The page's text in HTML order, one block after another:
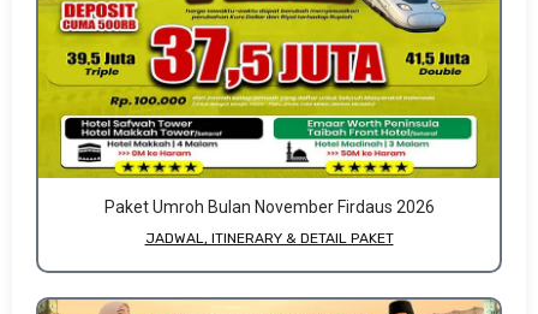
Paket Umroh Bulan November Firdaus 2026
JADWAL, ITINERARY & DETAIL PAKET